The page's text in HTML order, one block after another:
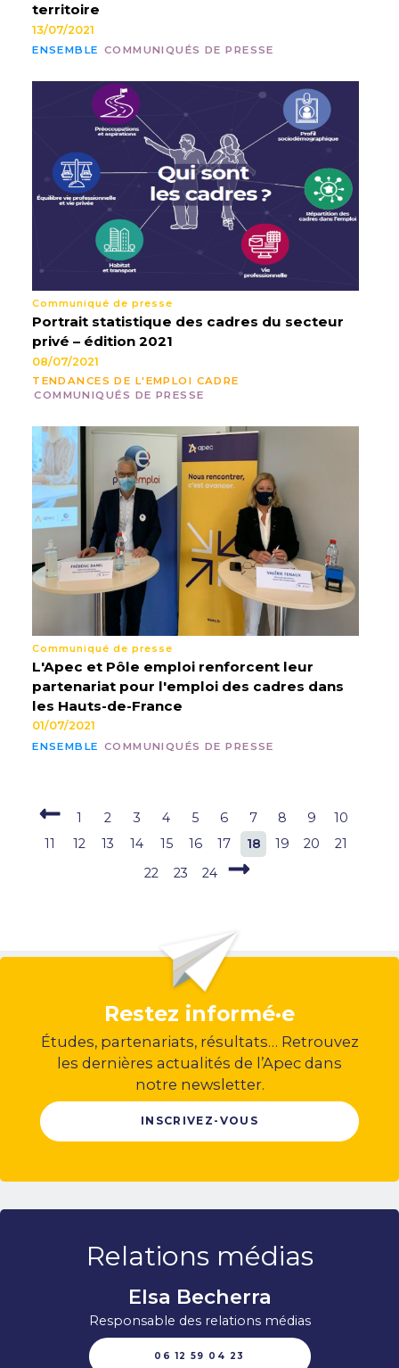
territoire
13/07/2021
ENSEMBLE COMMUNIQUÉS DE PRESSE
Communiqué de presse
Portrait statistique des cadres du secteur
privé – édition 2021
08/07/2021
TENDANCES DE L'EMPLOI CADRE
COMMUNIQUÉS DE PRESSE
Communiqué de presse
L'Apec et Pôle emploi renforcent leur
partenariat pour l'emploi des cadres dans
les Hauts-de-France
01/07/2021
ENSEMBLE COMMUNIQUÉS DE PRESSE
1 2 3 4 5 6 7 8 9
10
11
12 13 14 15 16 17 18 19 20
21
22
23 24
Restez informé·e
Études, partenariats, résultats… Retrouvez
les dernières actualités de l’Apec dans
notre newsletter.
INSCRIVEZ-VOUS
Relations médias
Elsa Becherra
Responsable des relations médias
06 12 59 04 23